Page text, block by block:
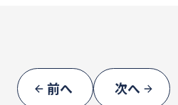
前へ 次へ